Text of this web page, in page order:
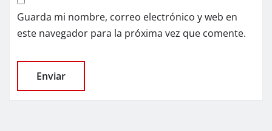
Guarda mi nombre, correo electrónico y web en
este navegador para la próxima vez que comente.